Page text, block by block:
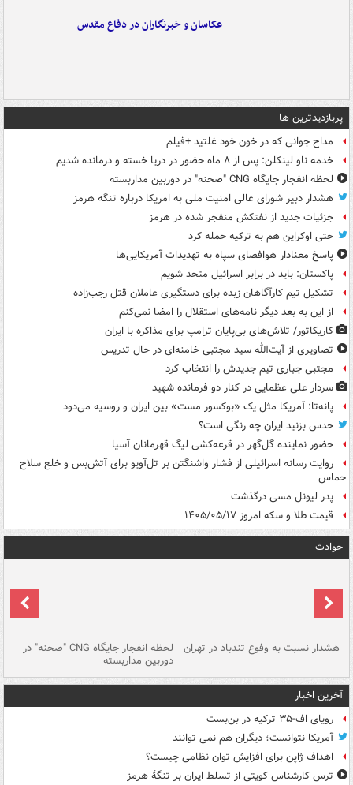
عکاسان و خبرنگاران در دفاع مقدس
پربازدیدترین ها
مداح جوانی که در خون خود غلتید +فیلم
خدمه ناو لینکلن: پس از ۸ ماه حضور در دریا خسته و درمانده‌ شدیم
لحظه انفجار جایگاه CNG "صحنه" در دوربین مداربسته
هشدار دبیر شورای عالی امنیت ملی به امریکا درباره تنگه هرمز
جزئیات جدید از نفتکش منفجر شده در هرمز
حتی اوکراین هم به ترکیه حمله کرد
پاسخ معنادار هوافضای سپاه به تهدیدات آمریکایی‌ها
پاکستان: باید در برابر اسرائیل متحد شویم
تشکیل تیم کارآگاهان زبده برای دستگیری عاملان قتل رجب‌زاده
از این به بعد دیگر نامه‌های استقلال را امضا نمی‌کنم
کاریکاتور/ تلاش‌های بی‌پایان ترامپ برای مذاکره با ایران
تصاویری از آیت‌الله سید مجتبی خامنه‌ای در حال تدریس
مجتبی جباری تیم جدیدش را انتخاب کرد
سردار علی عظمایی در کنار دو فرمانده شهید
پانه‌تا: آمریکا مثل یک «بوکسور مست» بین ایران و روسیه می‌دود
حدس بزنید ایران چه رنگی است؟
حضور نماینده گل‌گهر در قرعه‌کشی لیگ قهرمانان آسیا
روایت رسانه اسرائیلی از فشار واشنگتن بر تل‌آویو برای آتش‌بس و خلع سلاح
حماس
پدر لیونل مسی درگذشت
قیمت طلا و سکه امروز ۱۴۰۵/۰۵/۱۷
حوادث
هشدار نسبت به وفوع تندباد در تهران لحظه انفجار جایگاه CNG "صحنه" در
دوربین مداربسته
آخرین اخبار
رویای اف-۳۵ ترکیه در بن‌بست
آمریکا نتوانست؛ دیگران هم نمی توانند
اهداف ژاپن برای افزایش توان نظامی چیست؟
ترس کارشناس کویتی از تسلط ایران بر تنگۀ هرمز